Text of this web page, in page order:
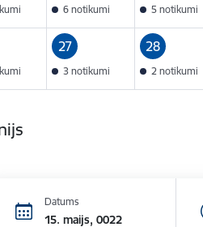
6 notikumi 5 notikumi
27
3 notikumi
28
2 notikumi
Datums
15. maijs, 0022